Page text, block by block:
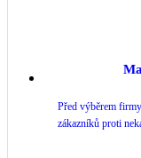
Před výběrem
zákazníků proti